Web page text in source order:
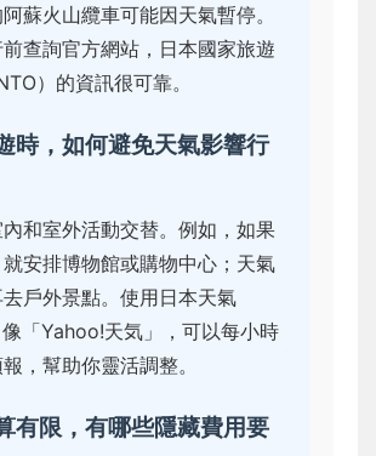
蘇火山纜車可能因天氣暫停。
查詢官方網站，日本國家旅遊
）的資訊很可靠。
時，如何避免天氣影響行
和室外活動交替。例如，如果
安排博物館或購物中心；天氣
戶外景點。使用日本天氣
「Yahoo!天気」，可以每小時
，幫助你靈活調整。
有限，有哪些隱藏費用要